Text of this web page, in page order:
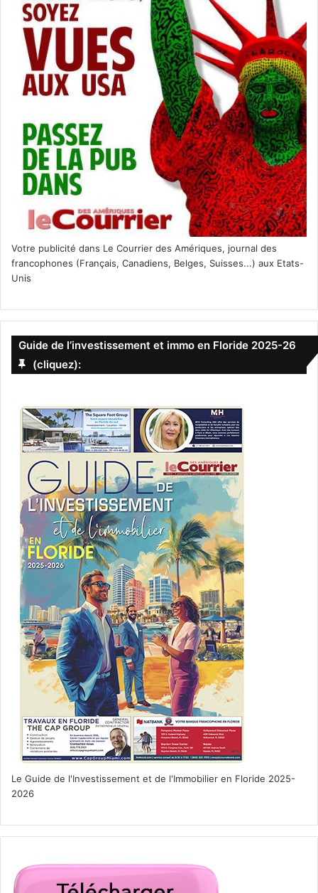
Votre publicité dans Le Courrier des Amériques, journal des
francophones (Français, Canadiens, Belges, Suisses...) aux Etats-
Unis
Guide de l’investissement et immo en Floride 2025-26
(cliquez):
Le Guide de l'Investissement et de l'Immobilier en Floride 2025-
2026